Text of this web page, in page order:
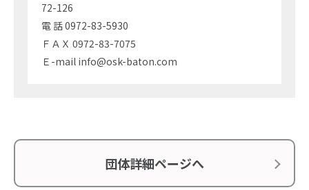
72-126
電 話 0972-83-5930
ＦＡＸ 0972-83-7075
Ｅ-mail info@osk-baton.com
団体詳細ページへ